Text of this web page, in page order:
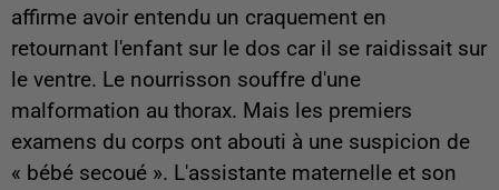
affirme avoir entendu un craquement en
retournant l'enfant sur le dos car il se raidissait sur
le ventre. Le nourrisson souffre d'une
malformation au thorax. Mais les premiers
examens du corps ont abouti à une suspicion de
« bébé secoué ». L'assistante maternelle et son